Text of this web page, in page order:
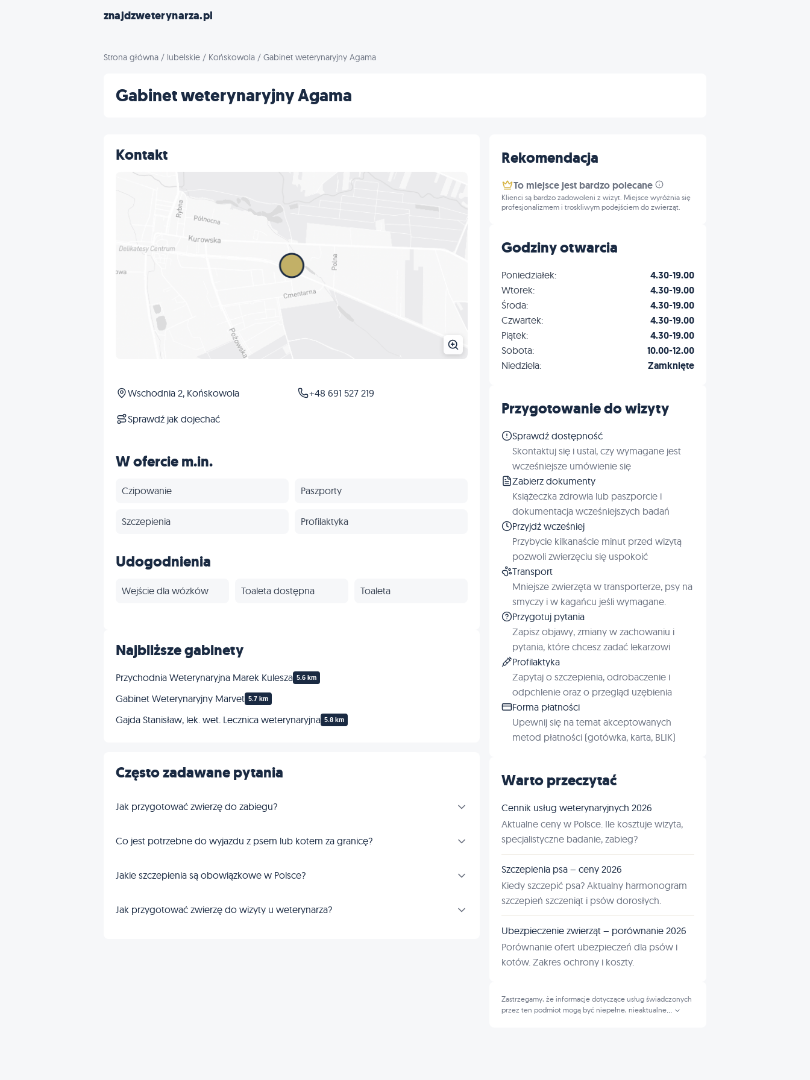
znajdzweterynarza.pl
Strona główna / lubelskie / Końskowola / Gabinet weterynaryjny Agama
Gabinet weterynaryjny Agama
Kontakt
Wschodnia 2, Końskowola +48 691 527 219
Sprawdź jak dojechać
W ofercie m.in.
Czipowanie Paszporty
Szczepienia Profilaktyka
Udogodnienia
Wejście dla wózków Toaleta dostępna Toaleta
Najbliższe gabinety
Przychodnia Weterynaryjna Marek Kulesza 5.6 km
Gabinet Weterynaryjny Marvet 5.7 km
Gajda Stanisław, lek. wet. Lecznica weterynaryjna 5.8 km
Często zadawane pytania
Jak przygotować zwierzę do zabiegu?
Co jest potrzebne do wyjazdu z psem lub kotem za granicę?
Jakie szczepienia są obowiązkowe w Polsce?
Jak przygotować zwierzę do wizyty u weterynarza?
Rekomendacja
To miejsce jest bardzo polecane
Klienci są bardzo zadowoleni z wizyt. Miejsce wyróżnia się
profesjonalizmem i troskliwym podejściem do zwierząt.
Godziny otwarcia
Poniedziałek: 4.30-19.00
Wtorek: 4.30-19.00
Środa: 4.30-19.00
Czwartek: 4.30-19.00
Piątek: 4.30-19.00
Sobota: 10.00-12.00
Niedziela: Zamknięte
Przygotowanie do wizyty
Sprawdź dostępność
Skontaktuj się i ustal, czy wymagane jest
wcześniejsze umówienie się
Zabierz dokumenty
Książeczka zdrowia lub paszporcie i
dokumentacja wcześniejszych badań
Przyjdź wcześniej
Przybycie kilkanaście minut przed wizytą
pozwoli zwierzęciu się uspokoić
Transport
Mniejsze zwierzęta w transporterze, psy na
smyczy i w kagańcu jeśli wymagane.
Przygotuj pytania
Zapisz objawy, zmiany w zachowaniu i
pytania, które chcesz zadać lekarzowi
Profilaktyka
Zapytaj o szczepienia, odrobaczenie i
odpchlenie oraz o przegląd uzębienia
Forma płatności
Upewnij się na temat akceptowanych
metod płatności (gotówka, karta, BLIK)
Warto przeczytać
Cennik usług weterynaryjnych 2026
Aktualne ceny w Polsce. Ile kosztuje wizyta,
specjalistyczne badanie, zabieg?
Szczepienia psa – ceny 2026
Kiedy szczepić psa? Aktualny harmonogram
szczepień szczeniąt i psów dorosłych.
Ubezpieczenie zwierząt – porównanie 2026
Porównanie ofert ubezpieczeń dla psów i
kotów. Zakres ochrony i koszty.
Zastrzegamy, że informacje dotyczące usług świadczonych
przez ten podmiot mogą być niepełne, nieaktualne...